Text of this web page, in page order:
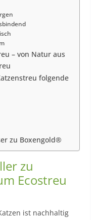
– von Natur aus
folgende
zu Boxengold®
zu
Ecostreu
ist nachhaltig